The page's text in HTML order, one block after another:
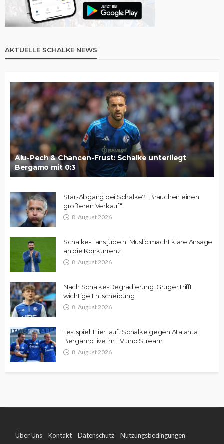
AKTUELLE SCHALKE NEWS
Alu-Pech & Chancen-Frust: Schalke unterliegt
Bergamo mit 0:3
Star-Abgang bei Schalke? „Brauchen einen
größeren Verkauf“
8. August 2026
Schalke-Fans jubeln: Muslic macht klare Ansage
an die Konkurrenz
8. August 2026
Nach Schalke-Degradierung: Grüger trifft
wichtige Entscheidung
8. August 2026
Testspiel: Hier läuft Schalke gegen Atalanta
Bergamo live im TV und Stream
8. August 2026
Über Uns Kontakt Datenschutz Nutzungsbedingungen